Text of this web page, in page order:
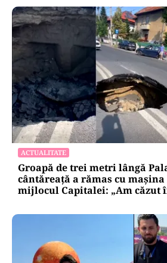
ACTUALITATE
Groapă de trei metri lângă
cântăreață a rămas cu
mijlocul Capitalei: „Am căzut